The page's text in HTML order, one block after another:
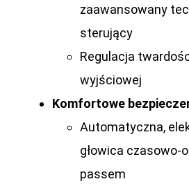
zaawansowany
sterujący
Regulacja
wyjściowej
Komfortowe
Automatyczna,
głowica czasowo-
passem